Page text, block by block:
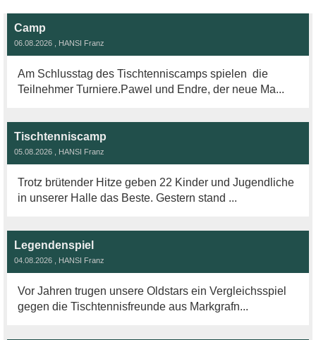
Camp
06.08.2026 , HANSI Franz
Am Schlusstag des Tischtenniscamps spielen die
Teilnehmer Turniere.Pawel und Endre, der neue Ma...
Tischtenniscamp
05.08.2026 , HANSI Franz
Trotz brütender Hitze geben 22 Kinder und Jugendliche
in unserer Halle das Beste. Gestern stand ...
Legendenspiel
04.08.2026 , HANSI Franz
Vor Jahren trugen unsere Oldstars ein Vergleichsspiel
gegen die Tischtennisfreunde aus Markgrafn...